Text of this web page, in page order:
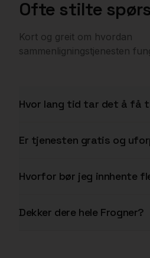
Ofte stilte
Kort og greit om hvordan
sammenligningstjenesten
Hvor lang tid tar det å få
Er tjenesten gratis og
Hvorfor bør jeg innhente
Dekker dere hele Frogner?